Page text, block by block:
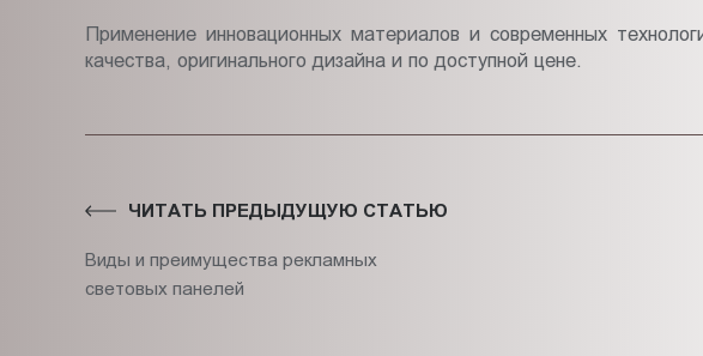
Применение инновационных материалов и современных
качества, оригинального дизайна и по доступной цене.
ЧИТАТЬ ПРЕДЫДУЩУЮ СТАТЬЮ
Виды и преимущества рекламных
световых панелей